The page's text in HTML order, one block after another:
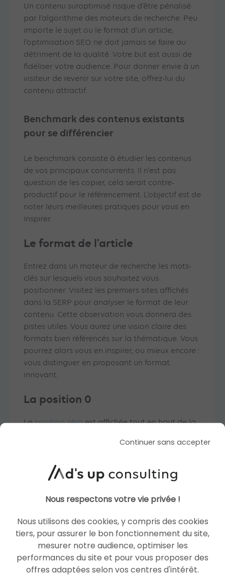
Un contenu suroptimisé risque d’être pénalisé
par l’algorithme des moteurs de recherche. Peu
importe le sujet ou le format d’un article,
l’optimisation SEO ne doit jamais se faire au
détriment de la qualité. Votre but est aussi de
fidéliser votre audience. Pour donner envie à un
visiteur de revenir sur votre site, offrez-lui du
contenu attractif.
Benchmark des contenus existants
pour se différencier
Le benchmark consiste à étudier les contenus
de vos principaux concurrents. Il n’est pas
question de les copier, cela serait contre-
productif pour le référencement. L’objectif est de
noter leurs meilleures pratiques pour vous en
inspirer.
Le format de l’article
Entrez dans un moteur de recherche les mots-
clés sur lesquels vous souhaitez vous
positionner. Visitez les premiers sites affichés
dans la SERP pour analyser le format de leur
contenu. Cette observation vous donnera des
pistes utiles. Vous aurez une vision claire des
formats bien référencés sur la thématique. Vous
pourrez alors vous en inspirer, ou mieux encore :
vous distinguer en proposant un format
innovant.
La position 0
Laposition zéroest affichée tout en haut de la
Ce bloc inratable contient un extrait de page
entrés dans le moteur de recherche. Un de vos
concurrents occupe cette place enviée ?
Analysez le contenu du bloc pour comprendre
s’obtient en remplissant plusieurs
critères, comme :
Une page bien référencée dans Google ;
Continuer sans accepter
Nous respectons votre vie privée !
Nous utilisons des cookies, y compris des cookies
tiers, pour assurer le bon fonctionnement du site,
mesurer notre audience, optimiser les
performances du site et pour vous proposer des
offres adaptées selon vos centres d'intérêt.